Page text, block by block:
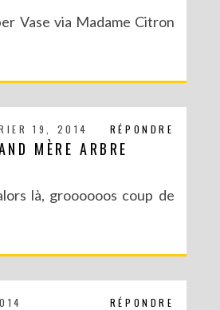
Vase via Madame Citron
RÉPONDRE
19, 2014
MÈRE ARBRE
là, groooooos coup de
RÉPONDRE